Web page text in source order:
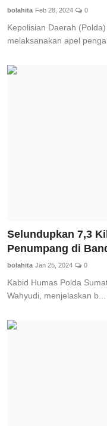
bolahita Feb 28, 2024 0
Kepolisian Daerah
melaksanakan apel
Selundupkan 7,3
Penumpang di
bolahita Jan 25, 2024 0
Kabid Humas Polda
Wahyudi, menjelaskan b...